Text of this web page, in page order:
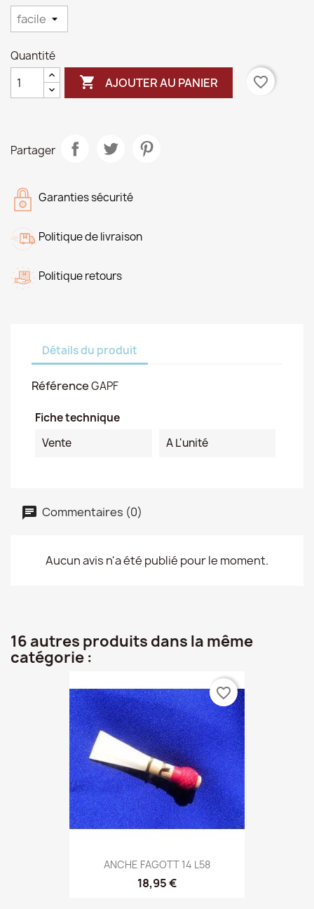
Quantité
 AJOUTER AU PANIER favorite_border
Partager
Garanties sécurité
Politique de livraison
Politique retours
Détails du produit
RéférenceGAPF
Fiche technique
Vente
A L'unité
Commentaires (0)
Aucun avis n'a été publié pour le moment.
16 autres produits dans la même
catégorie :
ANCHE FAGOTT 14 L58
18,95 €
favorite_border